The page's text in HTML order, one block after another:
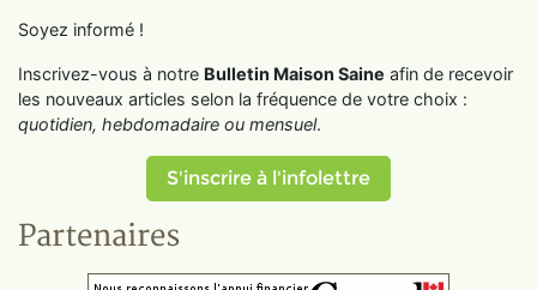
Soyez informé !
Inscrivez-vous à notre Bulletin Maison Saine afin de recevoir
les nouveaux articles selon la fréquence de votre choix :
quotidien, hebdomadaire ou mensuel.
S'inscrire à l'infolettre
Partenaires